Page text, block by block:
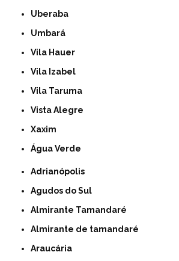
Uberaba
Umbará
Vila Hauer
Vila Izabel
Vila Taruma
Vista Alegre
Xaxim
Água Verde
Adrianópolis
Agudos do Sul
Almirante Tamandaré
Almirante de tamandaré
Araucária